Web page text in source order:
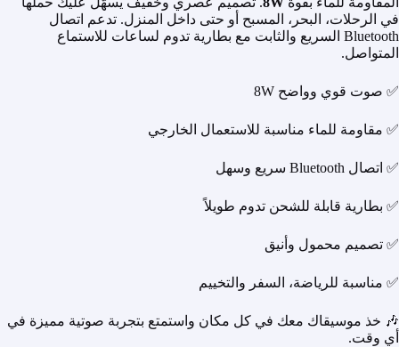
في الرحلات، البحر، المسبح أو حتى داخل المنزل. تدعم اتصال
Bluetooth السريع والثابت مع بطارية تدوم لساعات للاستماع
المتواصل.
✅ صوت قوي وواضح 8W
✅ مقاومة للماء مناسبة للاستعمال الخارجي
✅ اتصال Bluetooth سريع وسهل
✅ بطارية قابلة للشحن تدوم طويلاً
✅ تصميم محمول وأنيق
✅ مناسبة للرياضة، السفر والتخييم
🎶 خذ موسيقاك معك في كل مكان واستمتع بتجربة صوتية مميزة في
أي وقت.